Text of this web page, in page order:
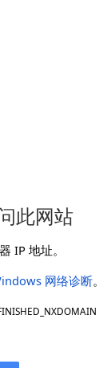
此网站
IP 地址。
网络诊断。